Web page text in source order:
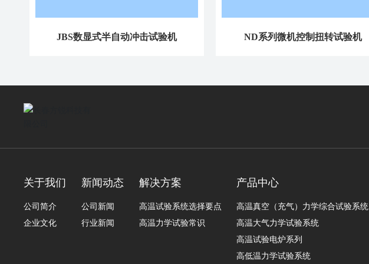
JBS数显式半自动冲击试验机 ND系列微机控制扭转试验机
关于我们
公司简介
企业文化
新闻动态
公司新闻
行业新闻
解决方案
高温试验系统选择要点
高温力学试验常识
产品中心
高温真空（充气）力学综合试验系统
高温大气力学试验系统
高温试验电炉系列
高低温力学试验系统